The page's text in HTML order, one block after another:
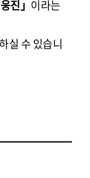
진」 이라는
실 수 있습니